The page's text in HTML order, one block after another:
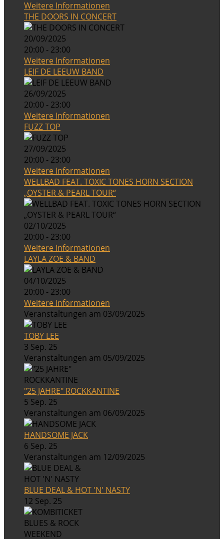
Weitere Informationen
THE DOORS IN CONCERT
20/09/2025
20:00 - 23:00
Weitere Informationen
LEIF DE LEEUW BAND
26/09/2025
20:00 - 23:00
Weitere Informationen
FUZZ TOP
27/09/2025
20:00 - 23:00
Weitere Informationen
WELLBAD FEAT. TOXIC TONES HORN SECTION
„OYSTER & PEARL TOUR“
02/10/2025
20:00 - 23:00
Weitere Informationen
LAYLA ZOE & BAND
04/10/2025
20:00 - 23:00
Weitere Informationen
Veranstaltungen am 03/09/2025
TOBY LEE
3 Sep. 25
Veranstaltungen am 05/09/2025
"25 JAHRE" ROCKKANTINE
5 Sep. 25
Veranstaltungen am 06/09/2025
HANDSOME JACK
6 Sep. 25
Veranstaltungen am 12/09/2025
BLUE DEAL & HOT 'N' NASTY
12 Sep. 25